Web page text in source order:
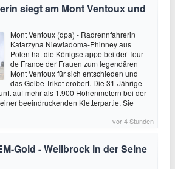
siegt am Mont Ventoux und
Mont Ventoux (dpa) - Radrennfahrerin
Katarzyna Niewiadoma-Phinney aus
Polen hat die Königsetappe bei der Tour
de France der Frauen zum legendären
Mont Ventoux für sich entschieden und
das Gelbe Trikot erobert. Die 31-Jährige
auf mehr als 1.900 Höhenmetern bei der
beeindruckenden Kletterpartie. Sie
vor 4 Stunden
Gold - Wellbrock in der Seine